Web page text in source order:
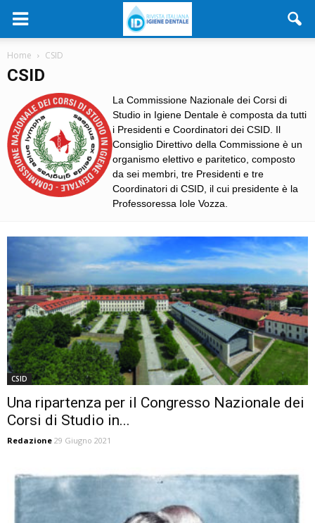
Home CSID
CSID
La Commissione Nazionale dei Corsi di
Studio in Igiene Dentale è composta da tutti
i Presidenti e Coordinatori dei CSID. Il
Consiglio Direttivo della Commissione è un
organismo elettivo e paritetico, composto
da sei membri, tre Presidenti e tre
Coordinatori di CSID, il cui presidente è la
Professoressa Iole Vozza.
CSID
Una ripartenza per il Congresso Nazionale dei
Corsi di Studio in...
Redazione 29 Giugno 2021